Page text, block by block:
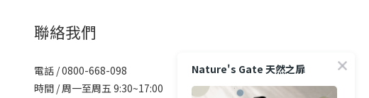
聯絡我們
電話 / 0800-668-098
時間 / 周一至周五 9:30~17:00
Nature's Gate 天然之扉